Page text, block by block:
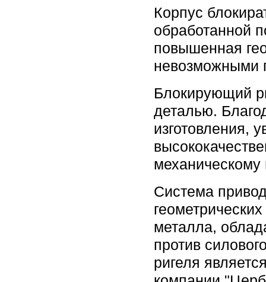
Корпус
обработанной
повышенная
невозможными
Блокирующий
деталью.
изготовления,
механическому
Система
металла,
против
ригеля